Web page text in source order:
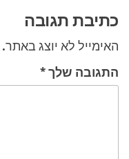
כתיבת תגובה
האימייל לא יוצג באתר.
התגובה שלך*